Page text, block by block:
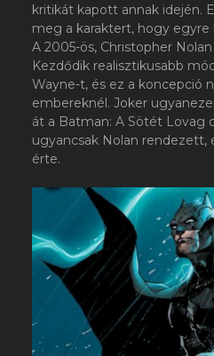
kritikát kapott annak idején.
meg a karaktert, hogy
A 2005-ös, Christopher
Kezdődik realisztikusabb
Wayne-t, és ez a koncepció
embereknél. Joker
át a Batman: A Sötét Lovag
ugyancsak Nolan rendezett,
érte.